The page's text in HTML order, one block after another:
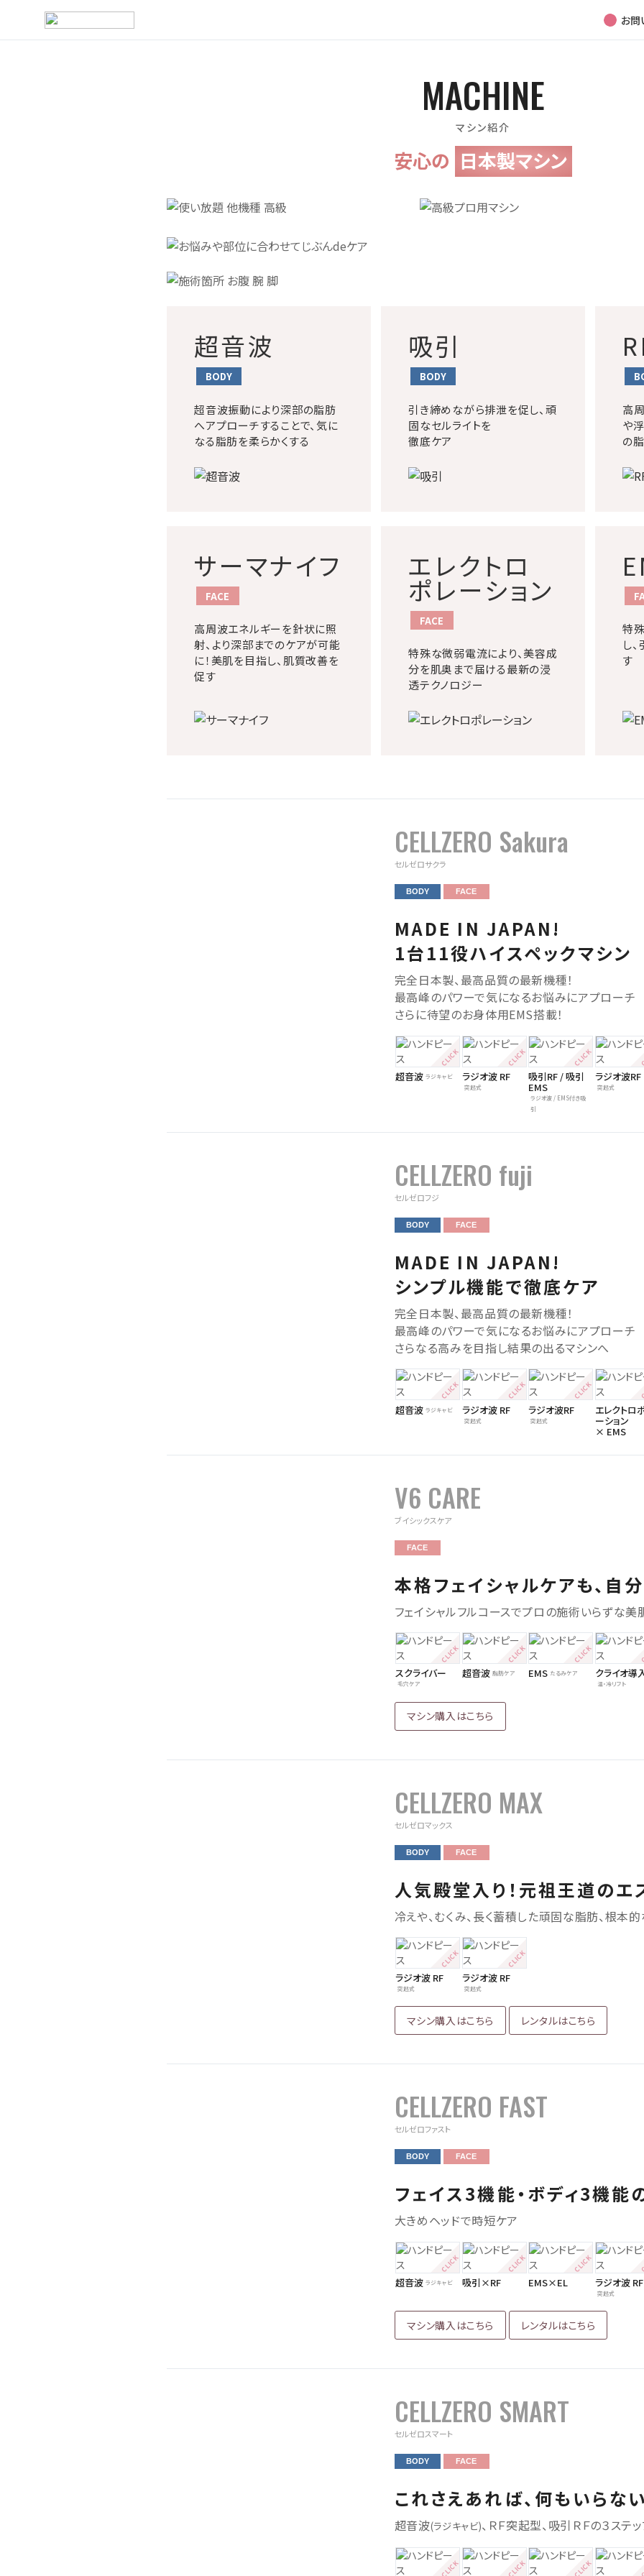
お問
MACHINE
マシン紹介
安心の 日本製マシン
超音波
BODY
超音波振動により深部の脂肪
へアプローチすることで、気に
なる脂肪を柔らかくする
吸引
BODY
引き締めながら排泄を促し、頑
固なセルライトを
徹底ケア
高
や
の
サーマナイフ
FACE
高周波エネルギーを針状に照
射、より深部までのケアが可能
に！美肌を目指し、肌質改善を
促す
エレクトロ
ポレーション
FACE
特殊な微弱電流により、美容成
分を肌奥まで届ける最新の浸
透テクノロジー
特
し
す
CELLZERO Sakura
セルゼロサクラ
BODY FACE
MADE IN JAPAN!
1台11役ハイスペックマシン
完全日本製、最高品質の最新機種！
最高峰のパワーで気になるお悩みにアプローチ
さらに待望のお身体用EMS搭載！
超音波 ラジキャビ ラジオ波 RF
突起式
吸引RF / 吸引
EMS
ラジオ波 / EMS付き吸
引
ラジオ波RF
突起式
CELLZERO fuji
セルゼロフジ
BODY FACE
MADE IN JAPAN!
シンプル機能で徹底ケア
完全日本製、最高品質の最新機種！
最高峰のパワーで気になるお悩みにアプローチ
さらなる高みを目指し結果の出るマシンへ
超音波 ラジキャビ ラジオ波 RF
突起式
ラジオ波RF
突起式
エレクトロ
ーション
× EMS
V6 CARE
ブイシックスケア
FACE
本格フェイシャルケアも、自
フェイシャルフルコースでプロの施術いらずな美
スクライバー
毛穴ケア
超音波 脂肪ケア EMS たるみケア クライオ導
温・冷リフト
マシン購入はこちら
CELLZERO MAX
セルゼロマックス
BODY FACE
人気殿堂入り！元祖王道のエ
冷えや、むくみ、長く蓄積した頑固な脂肪、根本
ラジオ波 RF
突起式
ラジオ波 RF
突起式
マシン購入はこちら レンタルはこちら
CELLZERO FAST
セルゼロファスト
BODY FACE
フェイス3機能・ボディ3機能
大きめヘッドで時短ケア
超音波 ラジキャビ 吸引×RF EMS×EL ラジオ波 RF
突起式
マシン購入はこちら レンタルはこちら
CELLZERO SMART
セルゼロスマート
BODY FACE
これさえあれば、何もいらない
超音波(ラジキャビ)、ＲＦ突起型、吸引ＲＦの３ステ